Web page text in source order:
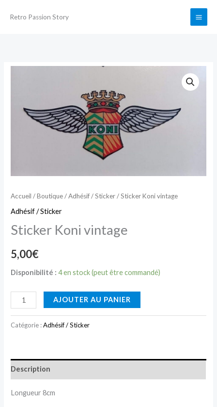
Retro Passion Story
Accueil /Boutique/Adhésif / Sticker/ Sticker Koni vintage
Adhésif / Sticker
Sticker Koni vintage
5,00€
Disponibilité : 4 en stock (peut être commandé)
Koni
AJOUTER AU PANIER
Catégorie :Adhésif / Sticker
Description
Longueur 8cm